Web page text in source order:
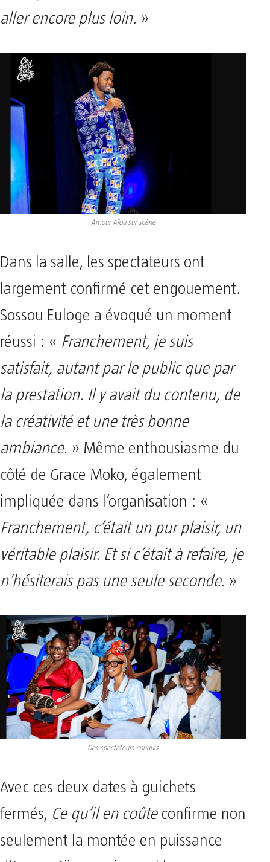
aller encore plus loin. »
Amour Aïou sur scène
Dans la salle, les spectateurs ont
largement confirmé cet engouement.
Sossou Euloge a évoqué un moment
réussi : « Franchement, je suis
satisfait, autant par le public que par
la prestation. Il y avait du contenu, de
la créativité et une très bonne
ambiance. » Même enthousiasme du
côté de Grace Moko, également
impliquée dans l’organisation : «
Franchement, c’était un pur plaisir, un
véritable plaisir. Et si c’était à refaire, je
n’hésiterais pas une seule seconde. »
Des spectateurs conquis
Avec ces deux dates à guichets
fermés, Ce qu’il en coûteconfirme non
seulement la montée en puissance